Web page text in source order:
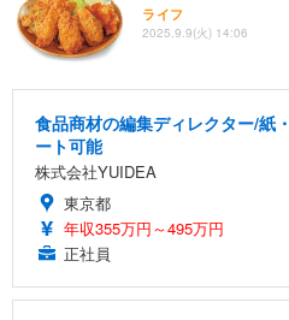
ライフ
2025.9.9(火) 14:06
食品商材の編集ディレクター/紙
ート可能
株式会社YUIDEA
東京都
年収355万円～495万円
正社員